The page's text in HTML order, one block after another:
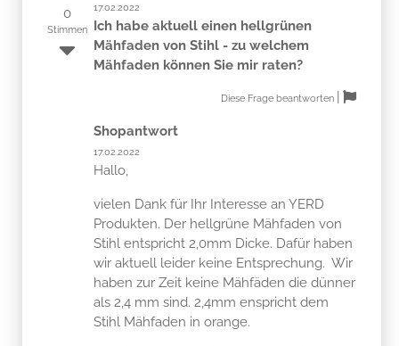
0
Stimmen
17.02.2022
Ich habe aktuell einen hellgrünen
Mähfaden von Stihl - zu welchem
Mähfaden können Sie mir raten?
Diese Frage beantworten
Shopantwort
17.02.2022
Hallo,
vielen Dank für Ihr Interesse an YERD
Produkten. Der hellgrüne Mähfaden von
Stihl entspricht 2,0mm Dicke. Dafür haben
wir aktuell leider keine Entsprechung. Wir
haben zur Zeit keine Mähfäden die dünner
als 2,4 mm sind. 2,4mm enspricht dem
Stihl Mähfaden in orange.